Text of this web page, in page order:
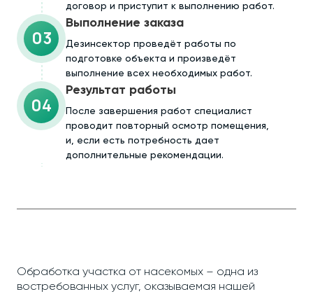
договор и приступит к выполнению работ.
03
Выполнение заказа
Дезинсектор проведёт работы по
подготовке объекта и произведёт
выполнение всех необходимых работ.
04
Результат работы
После завершения работ специалист
проводит повторный осмотр помещения,
и, если есть потребность дает
дополнительные рекомендации.
Обработка участка от насекомых – одна из
востребованных услуг, оказываемая нашей